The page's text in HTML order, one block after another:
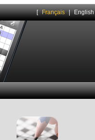
[ Français | English